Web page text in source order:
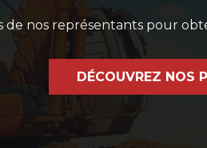
de nos représentants pour
DÉCOUVREZ NOS